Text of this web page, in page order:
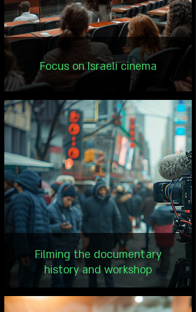
Focus on Israeli cinema
Filming the documentary
history and workshop